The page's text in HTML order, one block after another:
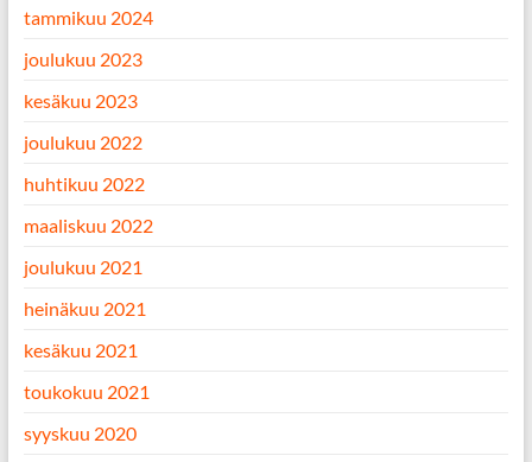
tammikuu 2024
joulukuu 2023
kesäkuu 2023
joulukuu 2022
huhtikuu 2022
maaliskuu 2022
joulukuu 2021
heinäkuu 2021
kesäkuu 2021
toukokuu 2021
syyskuu 2020